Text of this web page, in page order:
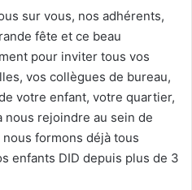
sur vous, nos adhérents,
fête et ce beau
pour inviter tous vos
vos collègues de bureau,
votre enfant, votre quartier,
rejoindre au sein de
formons déjà tous
enfants DID depuis plus de 3